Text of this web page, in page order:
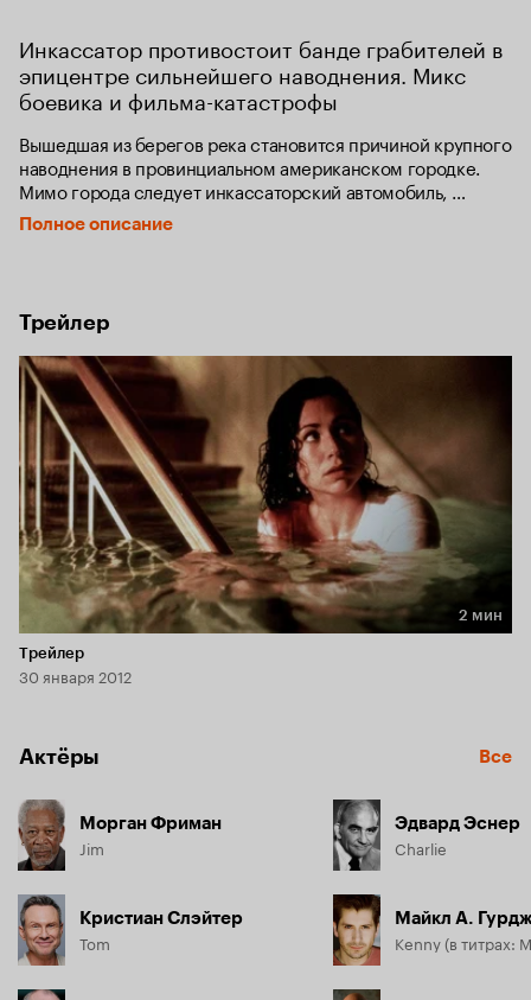
Инкассатор противостоит банде грабителей в
эпицентре сильнейшего наводнения. Микс
боевика и фильма-катастрофы
Вышедшая из берегов река становится причиной крупного
наводнения в провинциальном американском городке.
Мимо города следует инкассаторский автомобиль,
перевозящий несколько миллионов долларов.
природной стихией.
Полное описание
Трейлер
Длительность 2 мин
2 мин
Трейлер
30 января 2012
Актёры Все
Морган Фриман
Jim
Кристиан Слэйтер
Tom
Эдвард Эснер
Charlie
Майкл А.